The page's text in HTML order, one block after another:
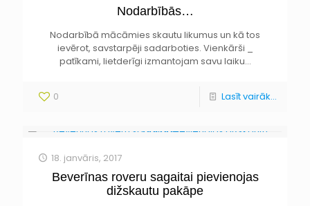
Nodarbībās…
Nodarbībā mācāmies skautu likumus un kā tos
ievērot, savstarpēji sadarboties. Vienkārši _
patīkami, lietderīgi izmantojam savu laiku…
0 Lasīt vairāk...
18. janvāris, 2017
Beverīnas roveru sagaitai pievienojas
dižskautu pakāpe